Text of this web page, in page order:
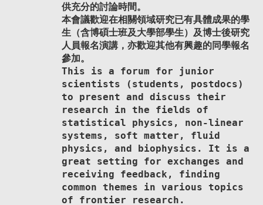
供充分的討論時間。
本會議歡迎在相關領域研究已有具體成果的學
生（含博碩士班及大學部學生）及博士後研究
人員報名演講， 亦歡迎其他有興趣的同學報名
參加。
This is a forum for junior
scientists (students, postdocs)
to present and discuss their
research in the fields of
statistical physics, non-linear
systems, soft matter, fluid
physics, and biophysics. It is a
great setting for exchanges and
receiving feedback, finding
common themes in various topics
of frontier research.